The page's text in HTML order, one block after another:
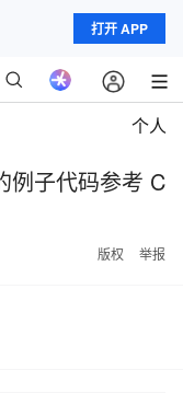
打开 APP
个人
例子代码参考 C
版权 举报